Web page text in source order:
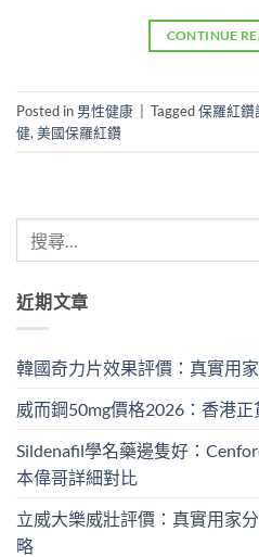
CONTINUE
Posted in 男性健康 Tagged保羅紅鑽
健, 美國保羅紅鑽
近期文章
韓國奇力片效果評價：真實用
威而鋼50mg價格2026：香港
Sildenafil學名藥邊隻好：
本偉哥詳細對比
立威大樂威壯評價：真實用家
略